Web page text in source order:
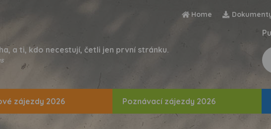
Home
a ti, kdo necestují, četli jen první stránku.
zájezdy 2026 Poznávací zájezdy 2026